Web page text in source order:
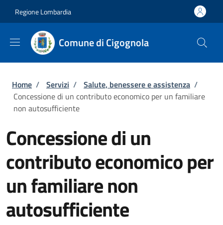
Regione Lombardia
Comune di Cigognola
Briciole di pane
Home / Servizi / Salute, benessere e assistenza /
Concessione di un contributo economico per un familiare
non autosufficiente
Concessione di un
contributo economico per
un familiare non
autosufficiente